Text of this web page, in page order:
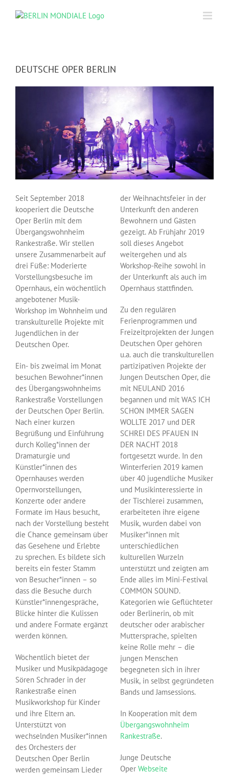
DEUTSCHE OPER BERLIN
Seit September 2018
kooperiert die Deutsche
Oper Berlin mit dem
Übergangswohnheim
Rankestraße. Wir stellen
unsere Zusammenarbeit auf
drei Füße: Moderierte
Vorstellungsbesuche im
Opernhaus, ein wöchentlich
angebotener Musik-
Workshop im Wohnheim und
transkulturelle Projekte mit
Jugendlichen in der
Deutschen Oper.
Ein- bis zweimal im Monat
besuchen Bewohner*innen
des Übergangswohnheims
Rankestraße Vorstellungen
der Deutschen Oper Berlin.
Nach einer kurzen
Begrüßung und Einführung
durch Kolleg*innen der
Dramaturgie und
Künstler*innen des
Opernhauses werden
Opernvorstellungen,
Konzerte oder andere
Formate im Haus besucht,
nach der Vorstellung besteht
die Chance gemeinsam über
das Gesehene und Erlebte
zu sprechen. Es bildete sich
bereits ein fester Stamm
von Besucher*innen – so
dass die Besuche durch
Künstler*innengespräche,
Blicke hinter die Kulissen
und andere Formate ergänzt
werden können.
Wöchentlich bietet der
Musiker und Musikpädagoge
Sören Schrader in der
Rankestraße einen
Musikworkshop für Kinder
und ihre Eltern an.
Unterstützt von
wechselnden Musiker*innen
des Orchesters der
Deutschen Oper Berlin
werden gemeinsam Lieder
der Weihnachtsfeier in der
Unterkunft den anderen
Bewohnern und Gästen
gezeigt. Ab Frühjahr 2019
soll dieses Angebot
weitergehen und als
Workshop-Reihe sowohl in
der Unterkunft als auch im
Opernhaus stattfinden.
Zu den regulären
Ferienprogrammen und
Freizeitprojekten der Jungen
Deutschen Oper gehören
u.a. auch die transkulturellen
partizipativen Projekte der
Jungen Deutschen Oper, die
mit NEULAND 2016
begannen und mit WAS ICH
SCHON IMMER SAGEN
WOLLTE 2017 und DER
SCHREI DES PFAUEN IN
DER NACHT 2018
fortgesetzt wurde. In den
Winterferien 2019 kamen
über 40 jugendliche Musiker
und Musikinteressierte in
der Tischlerei zusammen,
erarbeiteten ihre eigene
Musik, wurden dabei von
Musiker*innen mit
unterschiedlichen
kulturellen Wurzeln
unterstützt und zeigten am
Ende alles im Mini-Festival
COMMON SOUND.
Kategorien wie Geflüchteter
oder Berlinerin, ob mit
deutscher oder arabischer
Muttersprache, spielten
keine Rolle mehr – die
jungen Menschen
begegneten sich in ihrer
Musik, in selbst gegründeten
Bands und Jamsessions.
In Kooperation mit dem
Übergangswohnheim
Rankestraße.
Junge Deutsche
Oper Webseite